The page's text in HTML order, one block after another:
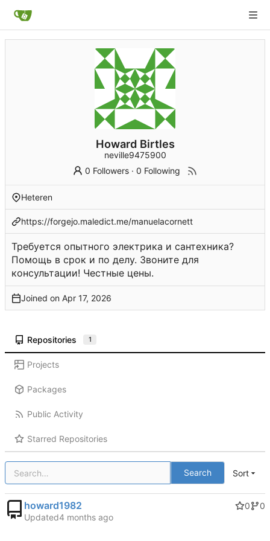
Howard Birtles
neville9475900
0 Followers ·0 Following
Heteren
https://forgejo.maledict.me/manuelacornett
Требуется опытного электрика и сантехника?
Помощь в срок и по делу. Звоните для
консультации! Честные цены.
Joined on
Repositories 1
Projects
Packages
Public Activity
Starred Repositories
Search Sort
howard1982 0
0
Updated